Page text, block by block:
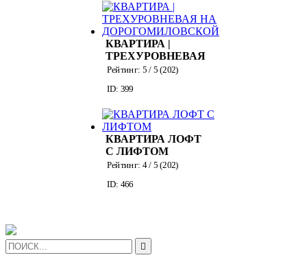
КВАРТИРА |
ТРЕХУРОВНЕВАЯ
НА
Рейтинг: 5/ 5 (202)
ID: 399
КВАРТИРА ЛОФТ
С ЛИФТОМ
Рейтинг: 4/ 5 (202)
ID: 466
